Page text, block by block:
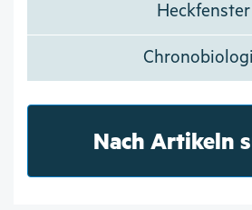
Heckfenster
Nach Artikeln